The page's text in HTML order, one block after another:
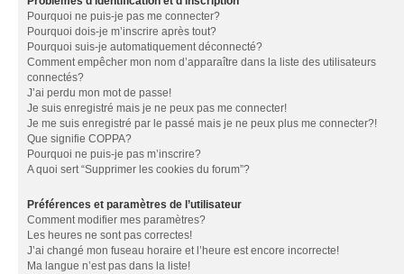
Pourquoi ne puis-je pas me connecter?
Pourquoi dois-je m’inscrire après tout?
Pourquoi suis-je automatiquement déconnecté?
Comment empêcher mon nom d’apparaître dans la liste des utilisateurs
connectés?
J’ai perdu mon mot de passe!
Je suis enregistré mais je ne peux pas me connecter!
Je me suis enregistré par le passé mais je ne peux plus me connecter?!
Que signifie COPPA?
Pourquoi ne puis-je pas m’inscrire?
A quoi sert “Supprimer les cookies du forum”?
Préférences et paramètres de l’utilisateur
Comment modifier mes paramètres?
Les heures ne sont pas correctes!
J’ai changé mon fuseau horaire et l’heure est encore incorrecte!
Ma langue n’est pas dans la liste!